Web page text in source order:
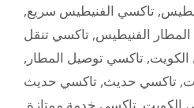
, تاكسي الفنيطيس سريع,
الفنيطيس, تاكسي تنقل
, تاكسي توصيل المطار ,
, تاكسي حديث, تاكسي حديث
الكويت, تاكسي خدمة ممتازة,